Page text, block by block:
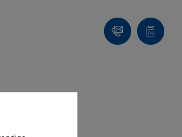
Kontakt